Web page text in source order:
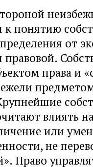
понятию
от
правовой.
права и
влиять
или
не
Право